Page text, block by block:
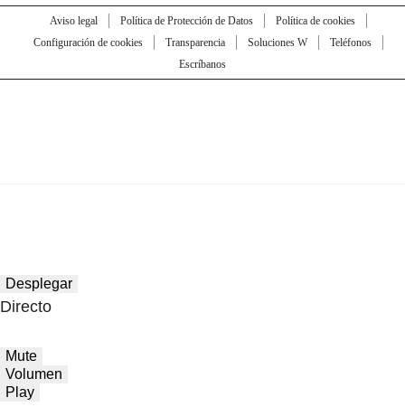
Aviso legal Política de Protección de Datos
Política de cookies
Configuración de cookies
Transparencia Soluciones W
Teléfonos
Escríbanos
Desplegar
Directo
Mute
Volumen
Play